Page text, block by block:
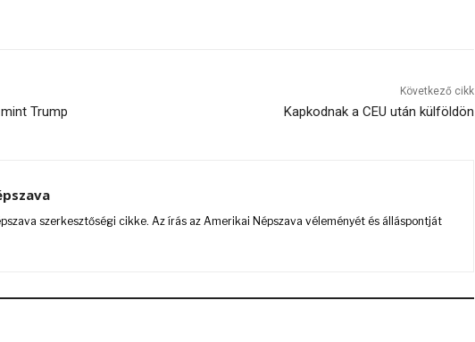
Trump
Következő cikk
Kapkodnak a CEU után külföldön
szerkesztőségi cikke. Az írás az Amerikai Népszava véleményét és álláspontját